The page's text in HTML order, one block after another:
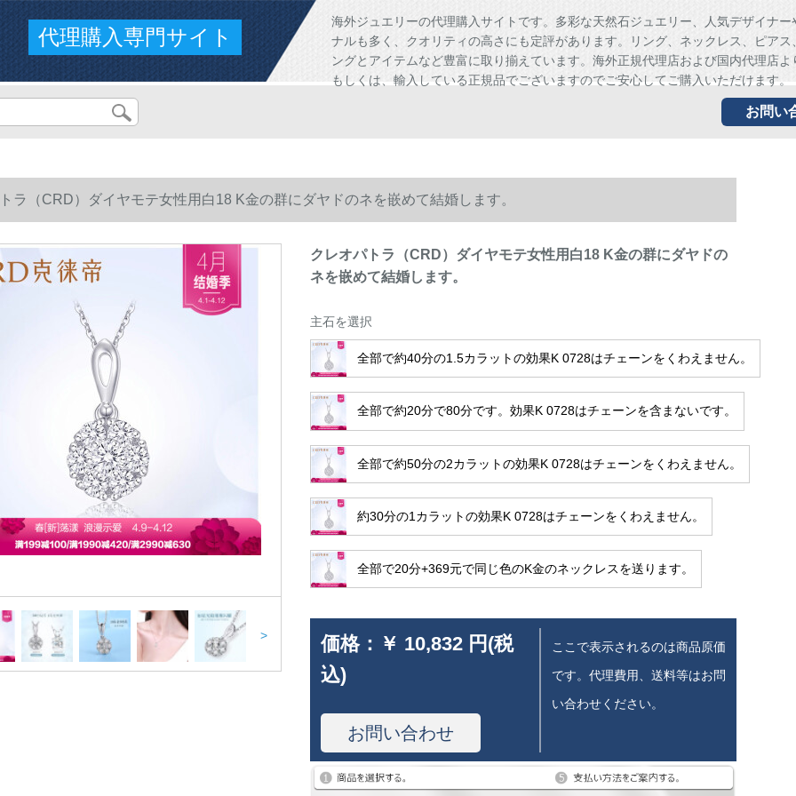
代理購入専門サイト
海外ジュエリーの代理購入サイトです。多彩な天然石ジュエリー、人気デザイナー
ナルも多く、クオリティの高さにも定評があります。リング、ネックレス、ピアス
ングとアイテムなど豊富に取り揃えています。海外正規代理店および国内代理店よ
もしくは、輸入している正規品でございますのでご安心してご購入いただけます。
お問い
ラ（CRD）ダイヤモテ女性用白18 K金の群にダヤドのネを嵌めて結婚します。
>
クレオパトラ（CRD）ダイヤモテ女性用白18 K金の群にダヤドの
ネを嵌めて結婚します。
主石を選択
全部で約40分の1.5カラットの効果K 0728はチェーンをくわえません。
全部で約20分で80分です。効果K 0728はチェーンを含まないです。
全部で約50分の2カラットの効果K 0728はチェーンをくわえません。
約30分の1カラットの効果K 0728はチェーンをくわえません。
全部で20分+369元で同じ色のK金のネックレスを送ります。
価格： ￥ 10,832 円(税
込)
お問い合わせ
ここで表示されるのは商品原価
です。代理費用、送料等はお問
い合わせください。